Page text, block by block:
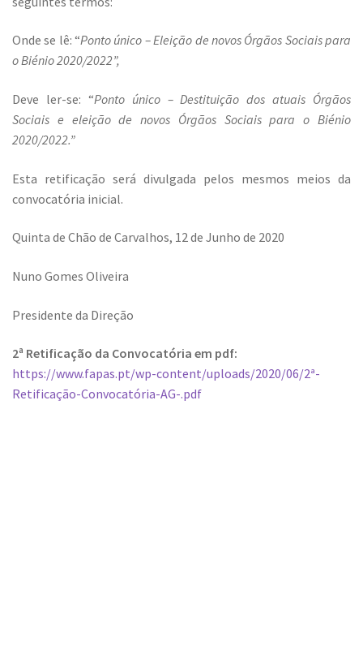
Onde se lê: “Ponto único – Eleição de novos Órgãos Sociais para
o Biénio 2020/2022”,
Deve ler-se: “Ponto único – Destituição dos atuais Órgãos
Sociais e eleição de novos Órgãos Sociais para o Biénio
2020/2022.”
Esta retificação será divulgada pelos mesmos meios da
convocatória inicial.
Quinta de Chão de Carvalhos, 12 de Junho de 2020
Nuno Gomes Oliveira
Presidente da Direção
2ª Retificação da Convocatória em pdf:
https://www.fapas.pt/wp-content/uploads/2020/06/2ª-
Retificação-Convocatória-AG-.pdf